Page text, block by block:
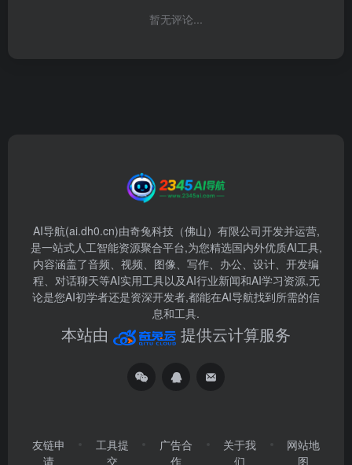
暂无评论...
AI导航(ai.dh0.cn)由奇兔科技（佛山）有限公司开发并运营,
是一站式人工智能资源聚合平台,为您精选国内外优质AI工具,
内容涵盖了音频、视频、图像、写作、办公、设计、开发编
程、对话聊天等AI实用工具以及AI行业新闻和AI学习资源,无
论是您AI初学者还是资深开发者,都能在AI导航找到所需的信
息和工具.
本站由 提供云计算服务
友链申
请
工具提
交
广告合
作
关于我
们
网站地
图